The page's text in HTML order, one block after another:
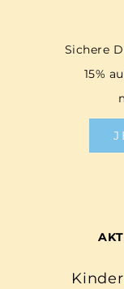
Sichere
15%